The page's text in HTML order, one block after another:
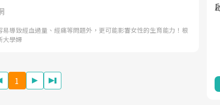
易導致經血過量、經痛等問題外，更可能影響女性的生育能力！根
大學婦
1
心議題。然而，健檢不只是醫療院所的服